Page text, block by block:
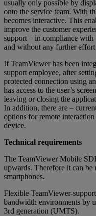
usually only possible by
onto the service team. With
becomes interactive. This
improve the customer
support – in compliance
and without any further
If TeamViewer has been
support employee, after
protected connection using
has access to the user’s
leaving or closing the
In addition, there are –
options for remote
device.
Technical requirements
The TeamViewer Mobile
upwards. Therefore it can be
smartphones.
Flexible TeamViewer-
bandwidth environments by
3rd generation (UMTS).